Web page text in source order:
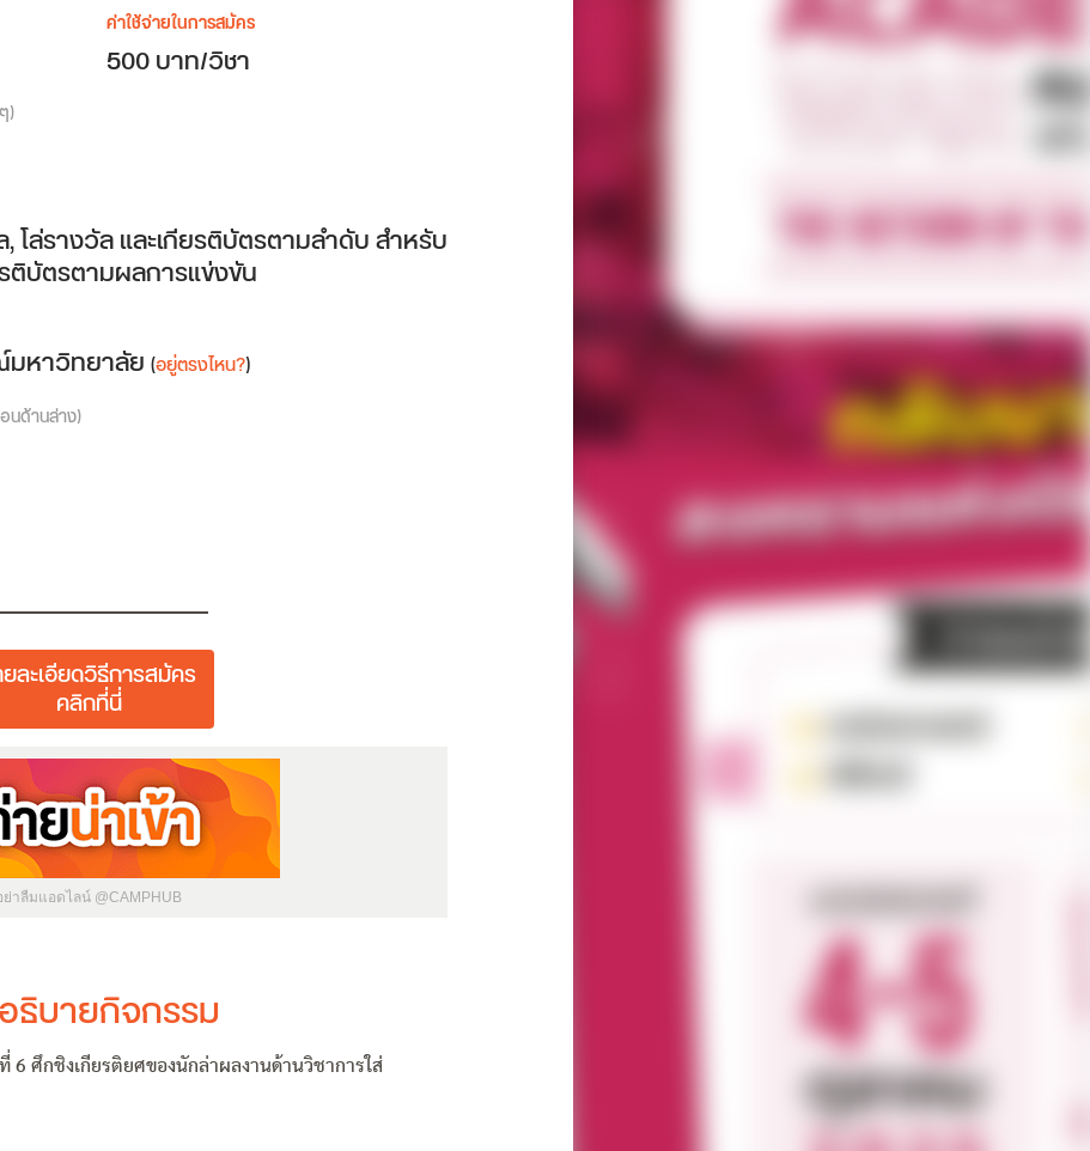
ค่าใช้จ่ายในการสมัคร
500 บาท/วิชา
)
โล่รางวัล และเกียรติบัตรตามลำดับ สำหรับ
ติบัตรตามผลการแข่งขัน
หาวิทยาลัย (อยู่ตรงไหน?)
นด้านล่าง)
ละเอียดวิธีการสมัคร
คลิกที่นี่
ย่าลืมแอดไลน์ @CAMPHUB
ธิบายกิจกรรม
6 ศึกชิงเกียรติยศของนักล่าผลงานด้านวิชาการใส่